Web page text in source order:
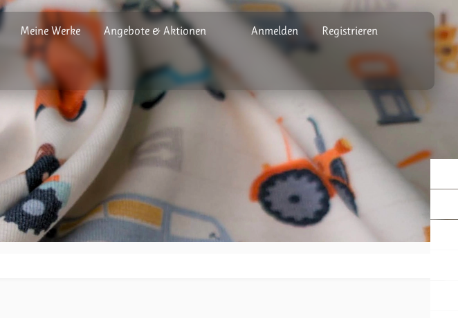
Meine Werke Angebote & Aktionen Anmelden Registrieren